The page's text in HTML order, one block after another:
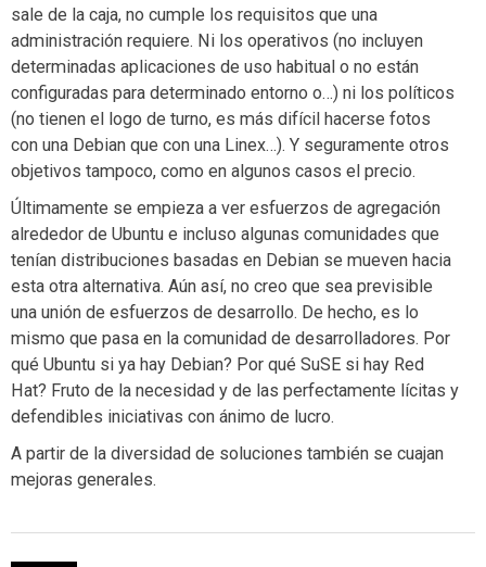
sale de la caja, no cumple los requisitos que una
administración requiere. Ni los operativos (no incluyen
determinadas aplicaciones de uso habitual o no están
configuradas para determinado entorno o…) ni los políticos
(no tienen el logo de turno, es más difícil hacerse fotos
con una Debian que con una Linex…). Y seguramente otros
objetivos tampoco, como en algunos casos el precio.
Últimamente se empieza a ver esfuerzos de agregación
alrededor de Ubuntu e incluso algunas comunidades que
tenían distribuciones basadas en Debian se mueven hacia
esta otra alternativa. Aún así, no creo que sea previsible
una unión de esfuerzos de desarrollo. De hecho, es lo
mismo que pasa en la comunidad de desarrolladores. Por
qué Ubuntu si ya hay Debian? Por qué SuSE si hay Red
Hat? Fruto de la necesidad y de las perfectamente lícitas y
defendibles iniciativas con ánimo de lucro.
A partir de la diversidad de soluciones también se cuajan
mejoras generales.